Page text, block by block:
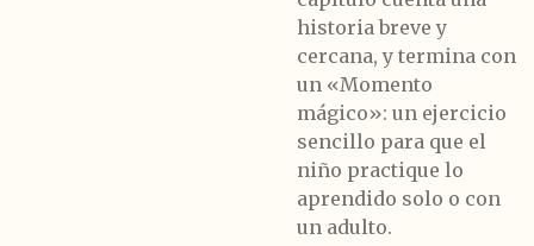
historia breve y
cercana, y termina con
un «Momento
mágico»: un ejercicio
sencillo para que el
niño practique lo
aprendido solo o con
un adulto.